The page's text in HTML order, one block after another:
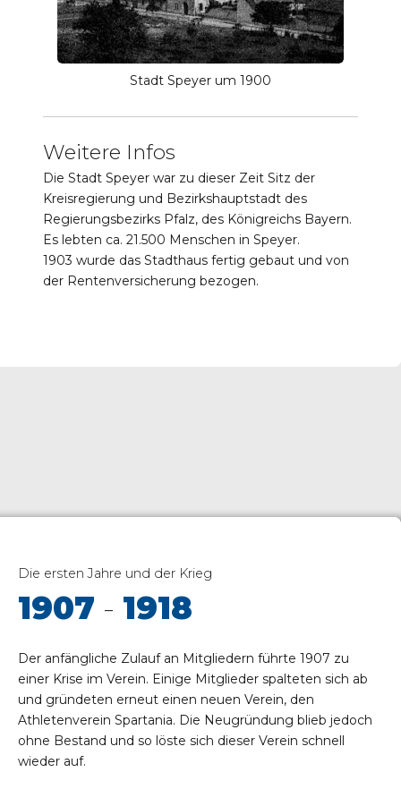
Stadt Speyer um 1900
Weitere Infos
Die Stadt Speyer war zu dieser Zeit Sitz der
Kreisregierung und Bezirkshauptstadt des
Regierungsbezirks Pfalz, des Königreichs Bayern.
Es lebten ca. 21.500 Menschen in Speyer.
1903 wurde das Stadthaus fertig gebaut und von
der Rentenversicherung bezogen.
Die ersten Jahre und der Krieg
1907 - 1918
Der anfängliche Zulauf an Mitgliedern führte 1907 zu
einer Krise im Verein. Einige Mitglieder spalteten sich ab
und gründeten erneut einen neuen Verein, den
Athletenverein Spartania. Die Neugründung blieb jedoch
ohne Bestand und so löste sich dieser Verein schnell
wieder auf.